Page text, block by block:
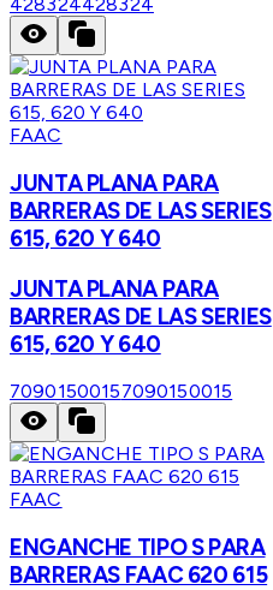
FAAC
JUNTA PLANA PARA
BARRERAS DE LAS SERIES
615, 620 Y 640
JUNTA PLANA PARA
BARRERAS DE LAS SERIES
615, 620 Y 640
70901500157090150015
FAAC
ENGANCHE TIPO S PARA
BARRERAS FAAC 620 615